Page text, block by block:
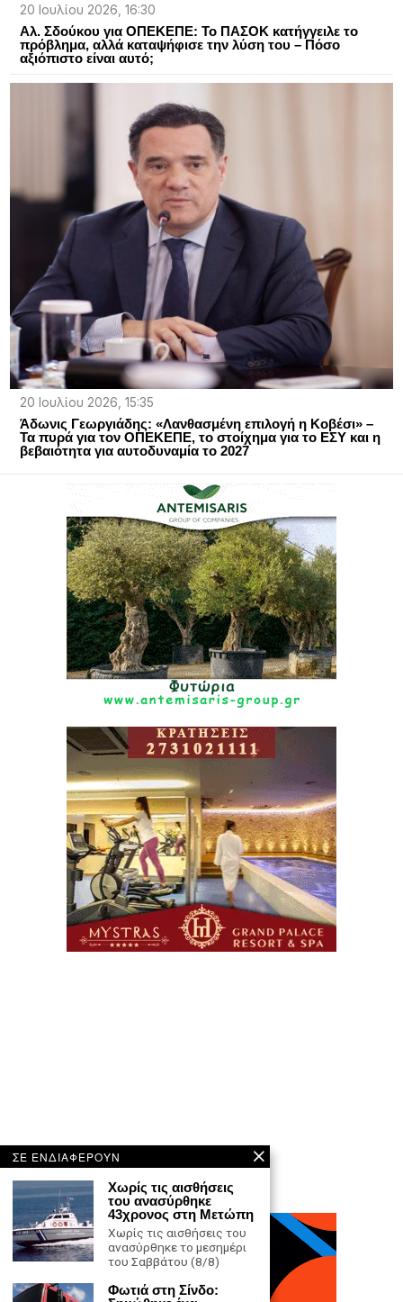
20 Ιουλίου 2026, 16:30
Αλ. Σδούκου για ΟΠΕΚΕΠΕ: Το ΠΑΣΟΚ κατήγγειλε το
πρόβλημα, αλλά καταψήφισε την λύση του – Πόσο
αξιόπιστο είναι αυτό;
20 Ιουλίου 2026, 15:35
Άδωνις Γεωργιάδης: «Λανθασμένη επιλογή η Κοβέσι» –
Τα πυρά για τον ΟΠΕΚΕΠΕ, το στοίχημα για το ΕΣΥ και η
βεβαιότητα για αυτοδυναμία το 2027
ΣΕ ΕΝΔΙΑΦΕΡΟΥΝ
Χωρίς τις αισθήσεις
του ανασύρθηκε
43χρονος στη Μετώπη
Χωρίς τις αισθήσεις του
ανασύρθηκε το μεσημέρι
του Σαββάτου (8/8)
Φωτιά στη Σίνδο: